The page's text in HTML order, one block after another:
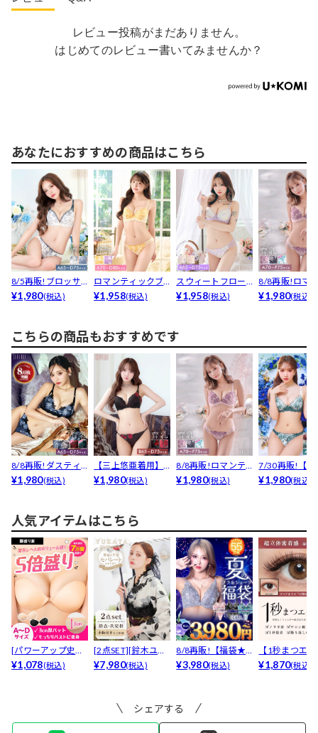
レビュー投稿がまだありません。
はじめてのレビュー書いてみませんか？
あなたにおすすめの商品はこちら
8/5再販!ブロッサ
ムギャザーレース
¥1,980(税込)
ロマンティックブ
ライトフラワー育
¥1,958(税込)
スウィートフロー
ラルメロウブラジ
¥1,958(税込)
8/8再販!ロマ
ィックベルロ
¥1,980(税込)
こちらの商品もおすすめです
8/8再販!ダスティ
ブルームエンブロ
¥1,980(税込)
【三上悠亜着用】
ファンシーローズ
¥1,980(税込)
8/8再販!ロマンテ
ィックベルローズ
¥1,980(税込)
7/30再販!【三
亜着用】ゴー
¥1,980(税込)
人気アイテムはこちら
[パワーアップ史上
最強5倍盛りアップ
¥1,078(税込)
[2点SET][鈴木ユリ
ア(baby)...
¥7,980(税込)
8/8再販!【福袋★
ブラセット3点
¥3,980(税込)
【1秒まつエ
リュームタイ
¥1,870(税込)
シェアする